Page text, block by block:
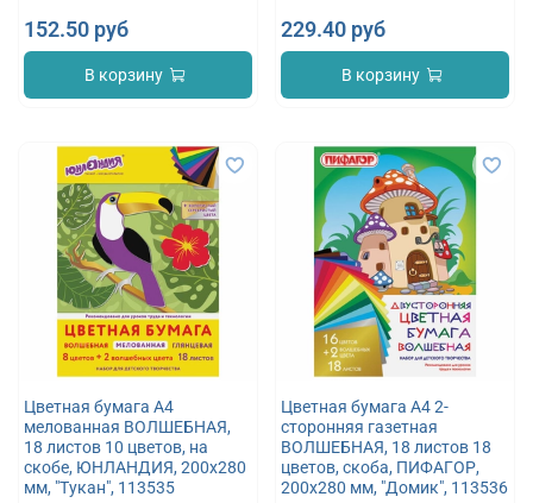
152.50 руб
В корзину
229.40 руб
В корзину
Цветная бумага А4
мелованная ВОЛШЕБНАЯ,
18 листов 10 цветов, на
скобе, ЮНЛАНДИЯ, 200х280
мм, "Тукан", 113535
Цветная бумага А4 2-
сторонняя газетная
ВОЛШЕБНАЯ, 18 листов 18
цветов, скоба, ПИФАГОР,
200х280 мм, "Домик", 113536